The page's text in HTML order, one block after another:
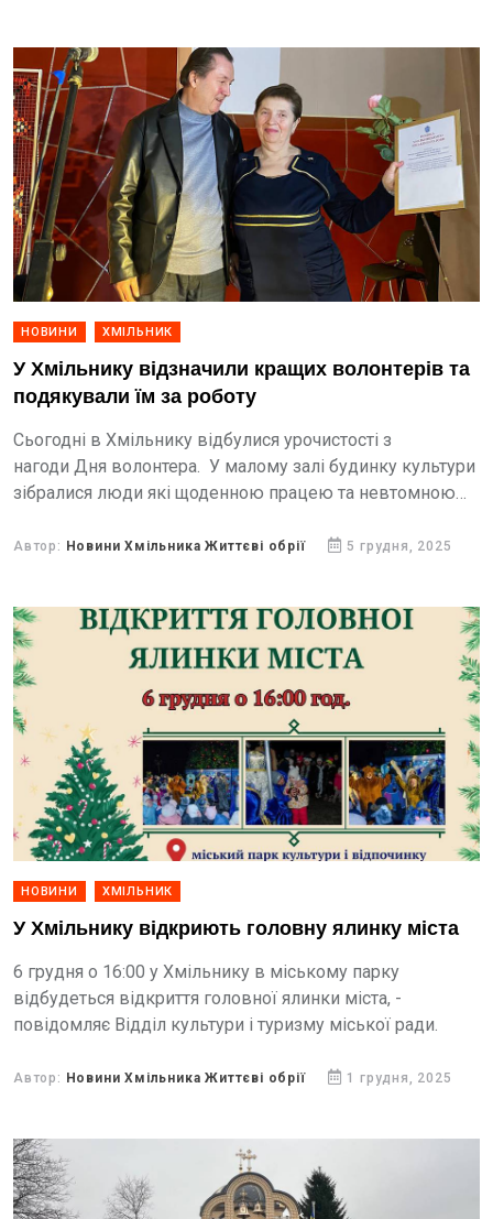
НОВИНИ ХМІЛЬНИК
У Хмільнику відзначили кращих волонтерів та
подякували їм за роботу
Сьогодні в Хмільнику відбулися урочистості з
нагоди Дня волонтера. У малому залі будинку культури
зібралися люди які щоденною працею та невтомною
друзі, активні мешканці громади, аби підтримати та
Автор: Новини Хмільника Життєві обрії 5 грудня, 2025
НОВИНИ ХМІЛЬНИК
У Хмільнику відкриють головну ялинку міста
6 грудня о 16:00 у Хмільнику в міському парку
відбудеться відкриття головної ялинки міста, -
повідомляє Відділ культури і туризму міської ради.
Автор: Новини Хмільника Життєві обрії 1 грудня, 2025